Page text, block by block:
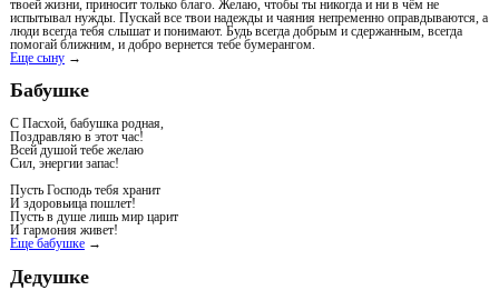
твоей жизни, приносит только благо. Желаю, чтобы ты никогда и ни в чём не
испытывал нужды. Пускай все твои надежды и чаяния непременно оправдываются, а
люди всегда тебя слышат и понимают. Будь всегда добрым и сдержанным, всегда
помогай ближним, и добро вернется тебе бумерангом.
Еще сыну →
Бабушке
С Пасхой, бабушка родная,
Поздравляю в этот час!
Всей душой тебе желаю
Сил, энергии запас!
Пусть Господь тебя хранит
И здоровьица пошлет!
Пусть в душе лишь мир царит
И гармония живет!
Еще бабушке →
Дедушке